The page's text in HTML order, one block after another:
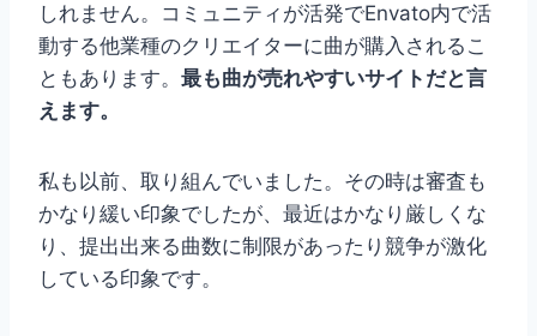
しれません。コミュニティが活発でEnvato内で活
動する他業種のクリエイターに曲が購入されるこ
ともあります。 最も曲が売れやすいサイトだと言
えます。
私も以前、取り組んでいました。その時は審査も
かなり緩い印象でしたが、最近はかなり厳しくな
り、提出出来る曲数に制限があったり競争が激化
している印象です。